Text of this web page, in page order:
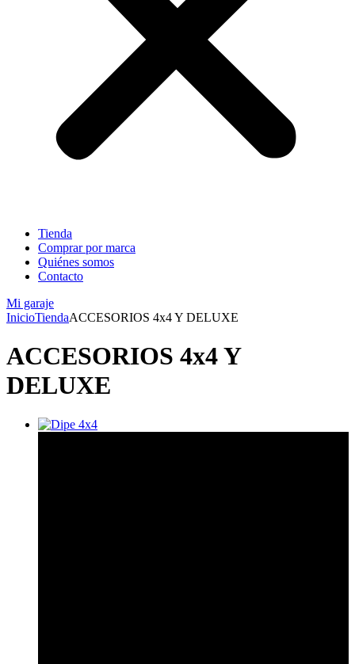
Tienda
Comprar por marca
Quiénes somos
Contacto
Mi garaje
InicioTiendaACCESORIOS 4x4 Y DELUXE
ACCESORIOS 4x4 Y
DELUXE